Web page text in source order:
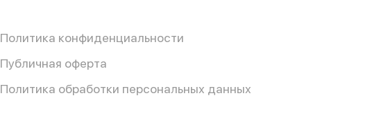
Политика конфиденциальности
Публичная оферта
Политика обработки персональных данных